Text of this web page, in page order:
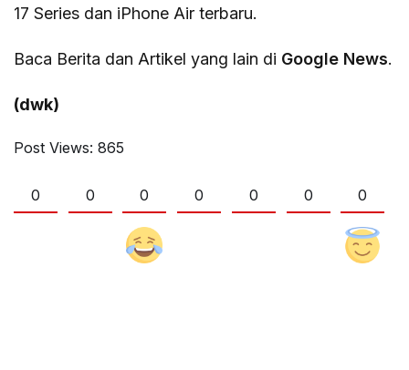
17 Series dan iPhone Air terbaru.
Baca Berita dan Artikel yang lain di Google News.
(dwk)
Post Views: 865
0 0 0 0 0 0 0